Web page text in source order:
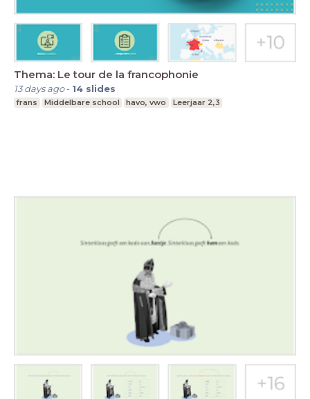
Thema: Le tour de la francophonie
13 days ago- 14 slides
frans Middelbare school havo, vwo Leerjaar 2,3